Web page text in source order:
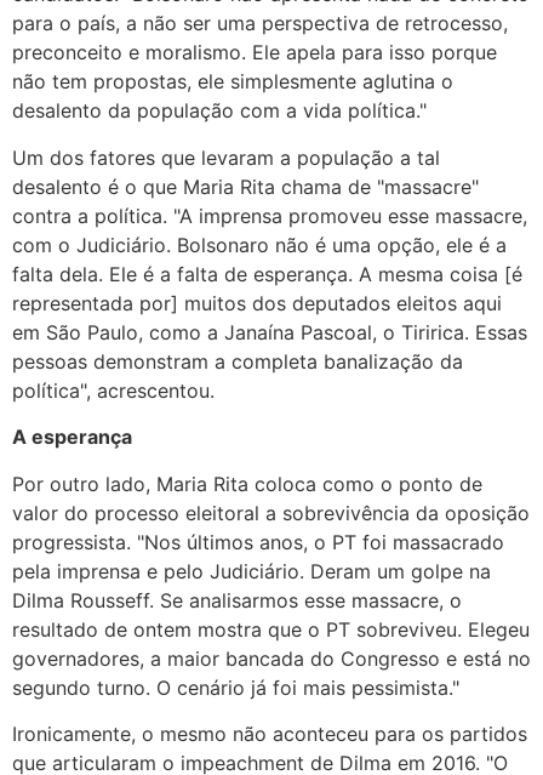
para o país, a não ser uma perspectiva de retrocesso,
preconceito e moralismo. Ele apela para isso porque
não tem propostas, ele simplesmente aglutina o
desalento da população com a vida política."
Um dos fatores que levaram a população a tal
desalento é o que Maria Rita chama de "massacre"
contra a política. "A imprensa promoveu esse massacre,
com o Judiciário. Bolsonaro não é uma opção, ele é a
falta dela. Ele é a falta de esperança. A mesma coisa [é
representada por] muitos dos deputados eleitos aqui
em São Paulo, como a Janaína Pascoal, o Tiririca. Essas
pessoas demonstram a completa banalização da
política", acrescentou.
A esperança
Por outro lado, Maria Rita coloca como o ponto de
valor do processo eleitoral a sobrevivência da oposição
progressista. "Nos últimos anos, o PT foi massacrado
pela imprensa e pelo Judiciário. Deram um golpe na
Dilma Rousseff. Se analisarmos esse massacre, o
resultado de ontem mostra que o PT sobreviveu. Elegeu
governadores, a maior bancada do Congresso e está no
segundo turno. O cenário já foi mais pessimista."
Ironicamente, o mesmo não aconteceu para os partidos
que articularam o impeachment de Dilma em 2016. "O